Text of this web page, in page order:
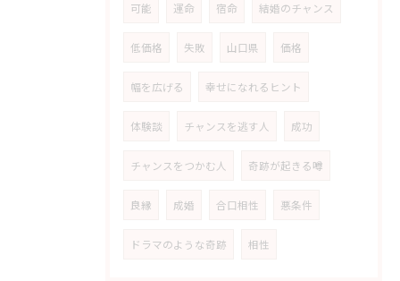
可能 運命 宿命 結婚のチャンス
低価格 失敗 山口県 価格
幅を広げる 幸せになれるヒント
体験談 チャンスを逃す人 成功
チャンスをつかむ人 奇跡が起きる噂
良縁 成婚 合口相性 悪条件
ドラマのような奇跡 相性